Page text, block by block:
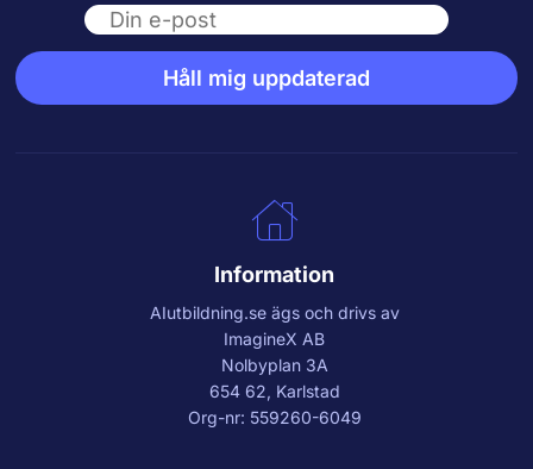
Email
Håll mig uppdaterad
Information
AIutbildning.seägs och drivs av
ImagineX AB
Nolbyplan 3A
654 62, Karlstad
Org-nr: 559260-6049